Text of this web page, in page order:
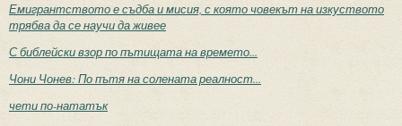
Емигрантството е съдба и мисия, с която човекът на изкуството
трябва да се научи да живее
С библейски взор по пътищата на времето...
Чони Чонев: По пътя на солената реалност...
чети по-нататък